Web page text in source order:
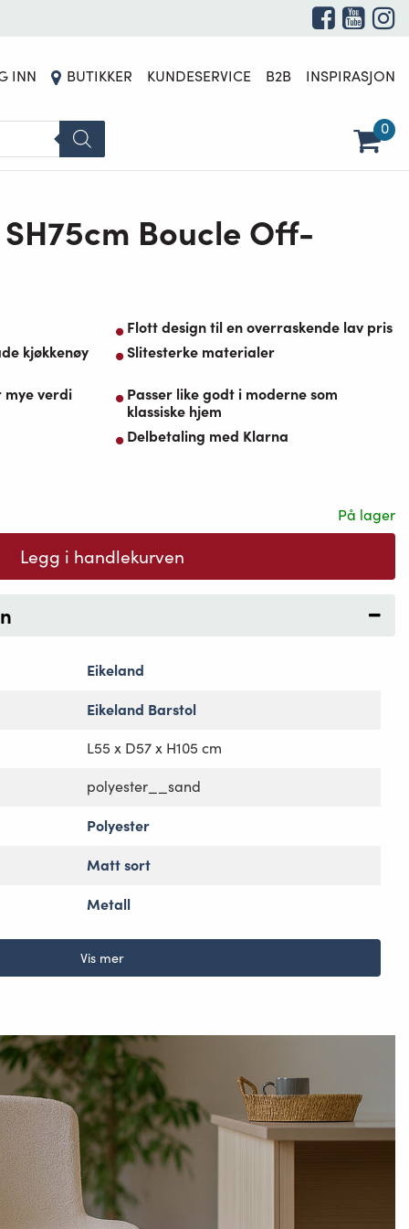
INN BUTIKKER KUNDESERVICE B2B INSPIRASJON
0
Boucle Off-
Flott design til en overraskende lav pris
kjøkkenøy
Slitesterke materialer
mye verdi
Passer like godt i moderne som
klassiske hjem
Delbetaling med Klarna
På lager
Legg i handlekurven
Eikeland
Eikeland Barstol
L55 x D57 x H105 cm
polyester__sand
Polyester
Matt sort
Metall
Vis mer